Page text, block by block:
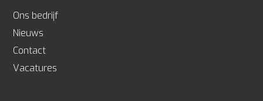
Ons bedrijf
Nieuws
Contact
Vacatures